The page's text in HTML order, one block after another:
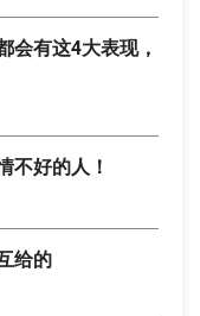
会有这4大表现，
不好的人！
给的